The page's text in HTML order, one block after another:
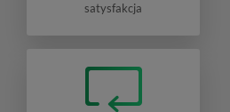
satysfakcja